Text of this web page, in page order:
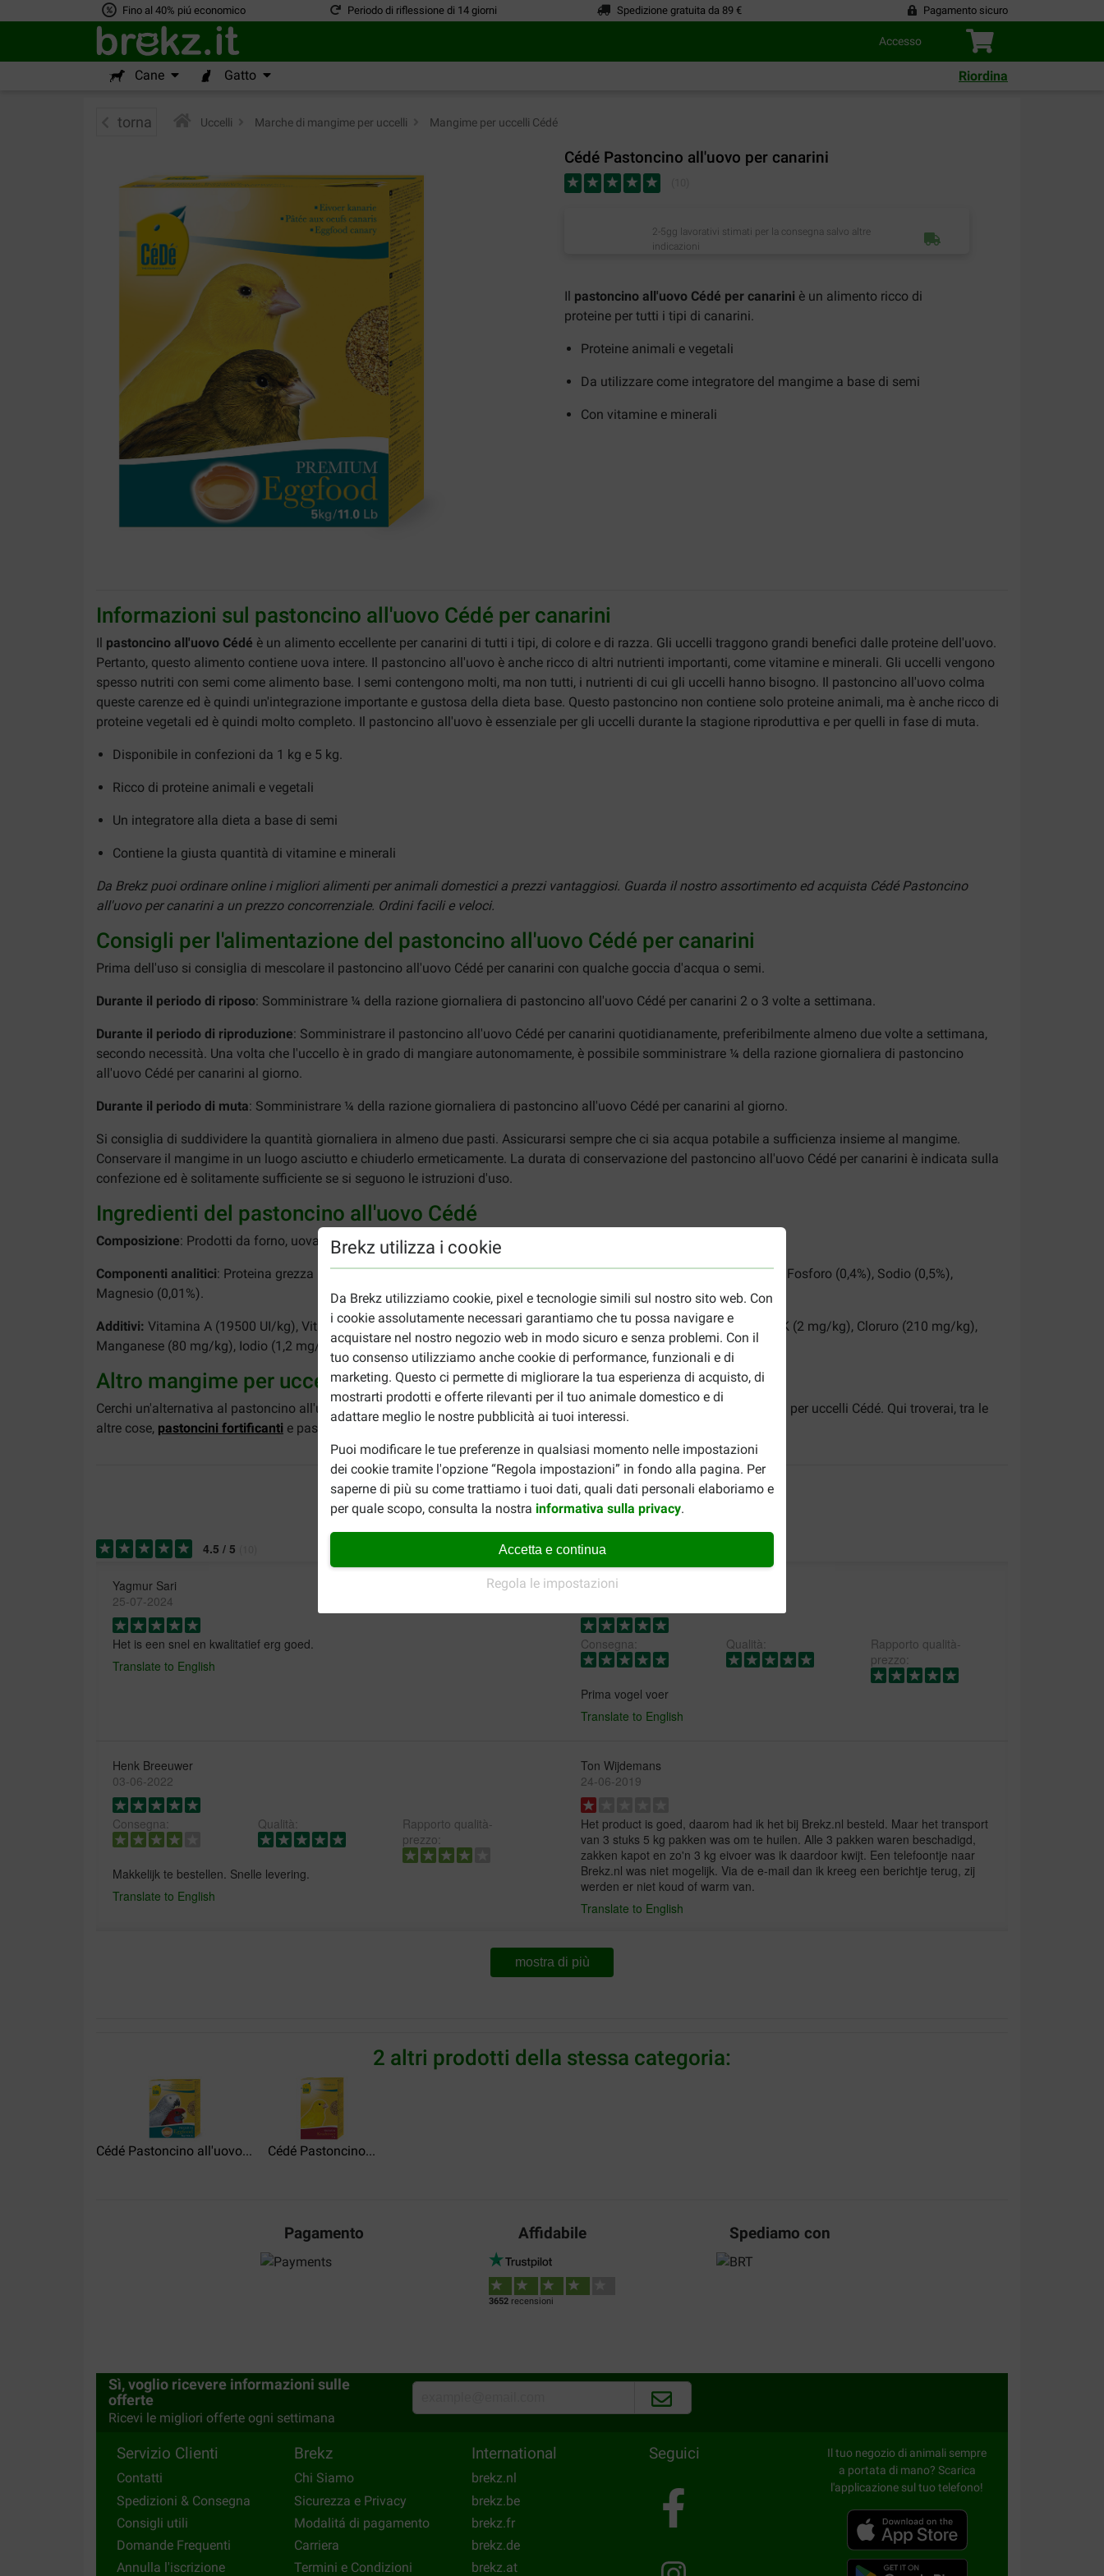
Fino al 40% piú economico Periodo di riflessione di 14 giorni Spedizione gratuita da 89 € Pagamento sicuro
Accesso
Cane Gatto Riordina
Brekz utilizza i cookie
Da Brekz utilizziamo cookie, pixel e tecnologie simili sul nostro sito web. Con
i cookie assolutamente necessari garantiamo che tu possa navigare e
acquistare nel nostro negozio web in modo sicuro e senza problemi. Con il
tuo consenso utilizziamo anche cookie di performance, funzionali e di
marketing. Questo ci permette di migliorare la tua esperienza di acquisto, di
mostrarti prodotti e offerte rilevanti per il tuo animale domestico e di
adattare meglio le nostre pubblicità ai tuoi interessi.
Puoi modificare le tue preferenze in qualsiasi momento nelle impostazioni
dei cookie tramite l'opzione “Regola impostazioni” in fondo alla pagina. Per
saperne di più su come trattiamo i tuoi dati, quali dati personali elaboriamo e
per quale scopo, consulta la nostra informativa sulla privacy.
Accetta e continua
Regola le impostazioni
torna Uccelli Marche di mangime per uccelli Mangime per uccelli Cédé
Cédé Pastoncino all'uovo per canarini
2-5gg lavorativi stimati per la consegna salvo altre
indicazioni
Il pastoncino all'uovo Cédé per canarini è un alimento ricco di
proteine ​​per tutti i tipi di canarini.
Proteine ​​animali e vegetali
Da utilizzare come integratore del mangime a base di semi
Con vitamine e minerali
Informazioni sul pastoncino all'uovo Cédé per canarini
Il pastoncino all'uovo Cédé è un alimento eccellente per canarini di tutti i tipi, di colore e di razza. Gli uccelli traggono grandi benefici dalle proteine ​​dell'uovo.
Pertanto, questo alimento contiene uova intere. Il pastoncino all'uovo è anche ricco di altri nutrienti importanti, come vitamine e minerali. Gli uccelli vengono
spesso nutriti con semi come alimento base. I semi contengono molti, ma non tutti, i nutrienti di cui gli uccelli hanno bisogno. Il pastoncino all'uovo colma
queste carenze ed è quindi un'integrazione importante e gustosa della dieta base. Questo pastoncino non contiene solo proteine ​​animali, ma è anche ricco di
proteine ​​vegetali ed è quindi molto completo. Il pastoncino all'uovo è essenziale per gli uccelli durante la stagione riproduttiva e per quelli in fase di muta.
Disponibile in confezioni da 1 kg e 5 kg.
Ricco di proteine ​​animali e vegetali
Un integratore alla dieta a base di semi
Contiene la giusta quantità di vitamine e minerali
Da Brekz puoi ordinare online i migliori alimenti per animali domestici a prezzi vantaggiosi. Guarda il nostro assortimento ed acquista Cédé Pastoncino
all'uovo per canarini a un prezzo concorrenziale. Ordini facili e veloci.
Consigli per l'alimentazione del pastoncino all'uovo Cédé per canarini
Prima dell'uso si consiglia di mescolare il pastoncino all'uovo Cédé per canarini con qualche goccia d'acqua o semi.
Durante il periodo di riposo: Somministrare ¼ della razione giornaliera di pastoncino all'uovo Cédé per canarini 2 o 3 volte a settimana.
Durante il periodo di riproduzione: Somministrare il pastoncino all'uovo Cédé per canarini quotidianamente, preferibilmente almeno due volte a settimana,
secondo necessità. Una volta che l'uccello è in grado di mangiare autonomamente, è possibile somministrare ¼ della razione giornaliera di pastoncino
all'uovo Cédé per canarini al giorno.
Durante il periodo di muta: Somministrare ¼ della razione giornaliera di pastoncino all'uovo Cédé per canarini al giorno.
Si consiglia di suddividere la quantità giornaliera in almeno due pasti. Assicurarsi sempre che ci sia acqua potabile a sufficienza insieme al mangime.
Conservare il mangime in un luogo asciutto e chiuderlo ermeticamente. La durata di conservazione del pastoncino all'uovo Cédé per canarini è indicata sulla
confezione ed è solitamente sufficiente se si seguono le istruzioni d'uso.
Ingredienti del pastoncino all'uovo Cédé
Composizione: Prodotti da forno, uova e derivati, zucchero, estratti di proteine ​​vegetali, semi, minerali, oli e grassi.
Componenti analitici: Proteina grezza (16%), Grassi grezzi (7,9%), Fibra grezza (3%), Ceneri grezze (4,6%), Calcio (0,9%), Fosforo (0,4%), Sodio (0,5%),
Magnesio (0,01%).
Additivi: Vitamina A (19500 UI/kg), Vitamina D3 (2000 UI/kg), Vitamina E (50 mg/kg), Vitamina C (4 mg/kg), Vitamina K (2 mg/kg), Cloruro (210 mg/kg),
Manganese (80 mg/kg), Iodio (1,2 mg/kg), Zinco (58 mg/kg).
Altro mangime per uccelli?
Cerchi un'alternativa al pastoncino all'uovo Cédé per canarini? Dai un'occhiata alla nostra gamma completa di mangimi per uccelli Cédé. Qui troverai, tra le
altre cose, pastoncini fortificanti e pastoncino all'uovo Cédé per grandi parrocchetti e pappagalli.
4.5 / 5
Yagmur Sari
25-07-2024
Het is een snel en kwalitatief erg goed.
Translate to English
Janssen
Consegna: Qualità:
Rapporto qualità-
prezzo:
Prima vogel voer
Translate to English
Henk Breeuwer
03-06-2022
Consegna: Qualità:
Rapporto qualità-
prezzo:
Makkelijk te bestellen. Snelle levering.
Translate to English
Ton Wijdemans
24-06-2019
Het product is goed, daarom had ik het bij Brekz.nl besteld. Maar het transport
van 3 stuks 5 kg pakken was om te huilen. Alle 3 pakken waren beschadigd,
zakken kapot en zo'n 3 kg eivoer was ik daardoor kwijt. Een telefoontje naar
Brekz.nl was niet mogelijk. Via de e-mail dan ik kreeg een berichtje terug, zij
werden er niet koud of warm van.
Translate to English
Raymond Van der Steen
12-02-2018
Piet Titselaar
16-01-2018
Alles geleverd volgens afspraak.
piet buitendijk
ik gebruik al jaren CeDe Eivoer voor mijn vogels [ kanaries ] sinds twee jaar
mostra di più
2 altri prodotti della stessa categoria:
Cédé Pastoncino all'uovo... Cédé Pastoncino...
Pagamento Affidabile
3652recensioni
Spediamo con
Sì, voglio ricevere informazioni sulle
offerte
Ricevi le migliori offerte ogni settimana
Servizio Clienti
Contatti
Spedizioni & Consegna
Consigli utili
Domande Frequenti
Annulla l'iscrizione
Brekz
Chi Siamo
Sicurezza e Privacy
Modalitá di pagamento
Carriera
Termini e Condizioni
International
brekz.nl
brekz.be
brekz.fr
brekz.de
brekz.at
Seguici
Il tuo negozio di animali sempre
a portata di mano? Scarica
l'applicazione sul tuo telefono!